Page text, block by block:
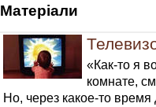
Матерiали
«Как-то я
комнате,
Но, через какое-то